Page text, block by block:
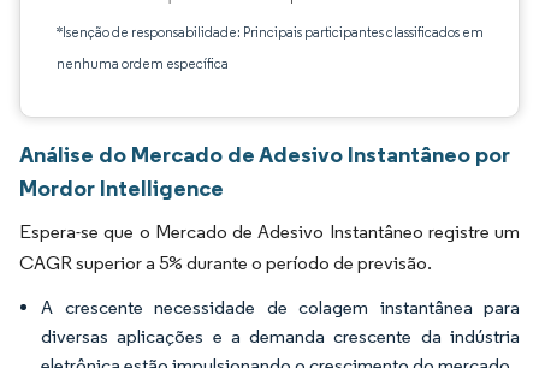
*Isenção de responsabilidade: Principais participantes classificados em
nenhuma ordem específica
Análise do Mercado de Adesivo Instantâneo por
Mordor Intelligence
Espera-se que o Mercado de Adesivo Instantâneo registre um
CAGR superior a 5% durante o período de previsão.
A crescente necessidade de colagem instantânea para
diversas aplicações e a demanda crescente da indústria